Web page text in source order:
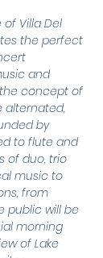
Villa Del
the perfect
and
concept of
alternated,
by
to flute and
of duo, trio
music to
from
public will be
morning
of Lake